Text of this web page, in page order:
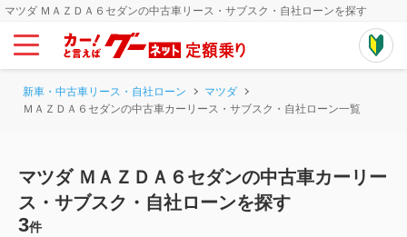
マツダ ＭＡＺＤＡ６セダンの中古車リース・サブスク・自社ローンを探す
新車・中古車リース・自社ローン
マツダ
ＭＡＺＤＡ６セダンの中古車カーリース・サブスク・自社ローン一覧
マツダ ＭＡＺＤＡ６セダンの中古車カーリー
ス・サブスク・自社ローンを探す
3件